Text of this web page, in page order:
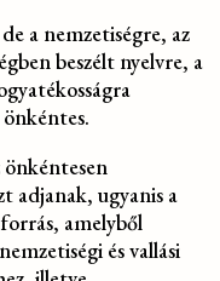
a nemzetiségre, az
beszélt nyelvre, a
adjanak, ugyanis a
amelyből
és vallási